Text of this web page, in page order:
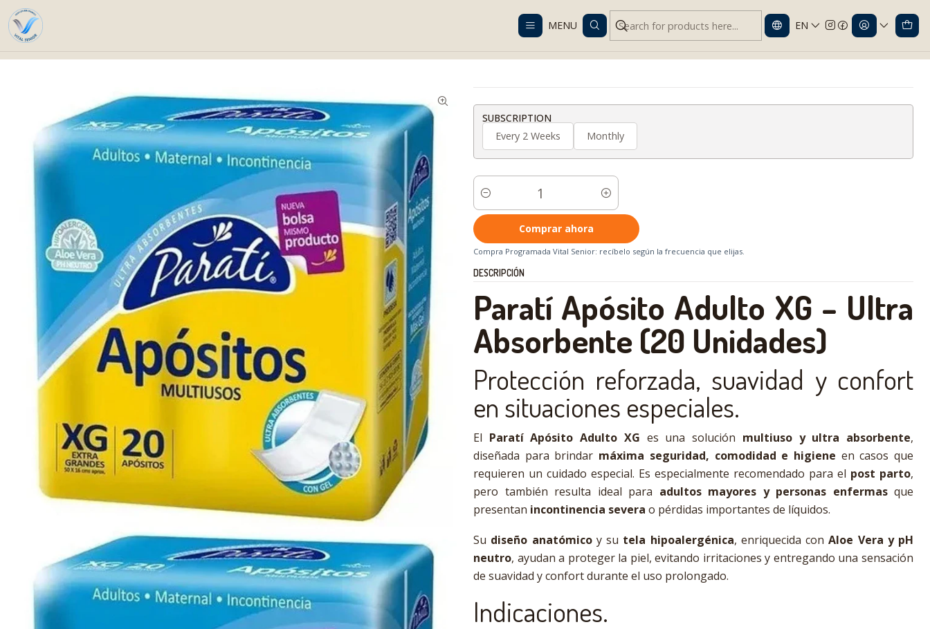
MENU EN
Despacho gratis en RM desde $100.000. Revisa las condiciones.
Apósito Paratí Adulto XG | Ultra Absorbente
SUBSCRIPTION
Every 2 Weeks
Monthly
Cantidad
Comprar ahora
Compra Programada Vital Senior: recíbelo según la frecuencia que elijas.
DESCRIPCIÓN
Paratí Apósito Adulto XG – Ultra
Absorbente (20 Unidades)
Protección reforzada, suavidad y confort
en situaciones especiales.
El Paratí Apósito Adulto XG es una solución multiuso y ultra absorbente,
diseñada para brindar máxima seguridad, comodidad e higiene en casos que
requieren un cuidado especial. Es especialmente recomendado para el post parto,
pero también resulta ideal para adultos mayores y personas enfermasque
presentan incontinencia severa o pérdidas importantes de líquidos.
Su diseño anatómicoy su tela hipoalergénica, enriquecida conAloe Vera y pH
neutro, ayudan a proteger la piel, evitando irritaciones y entregando una sensación
de suavidad y confort durante el uso prolongado.
Indicaciones.